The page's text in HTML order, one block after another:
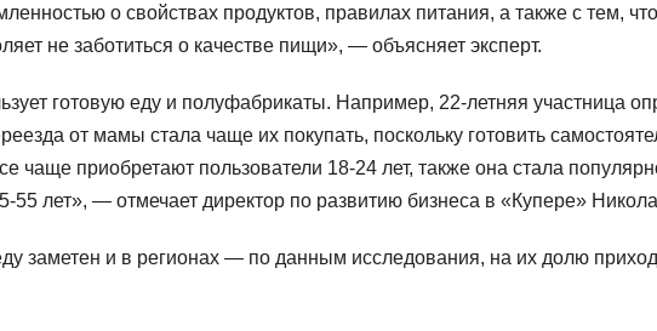
о свойствах продуктов, правилах питания, а также с тем,
не заботиться о качестве пищи», — объясняет эксперт.
готовую еду и полуфабрикаты. Например, 22-летняя участница
от мамы стала чаще их покупать, поскольку готовить
чаще приобретают пользователи 18-24 лет, также она стала
55 лет», — отмечает директор по развитию бизнеса в «Купере»
заметен и в регионах — по данным исследования, на их долю